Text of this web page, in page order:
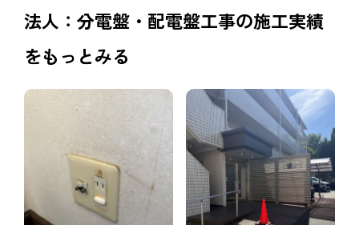
法人：分電盤・配電盤工事の施工実績
をもっとみる